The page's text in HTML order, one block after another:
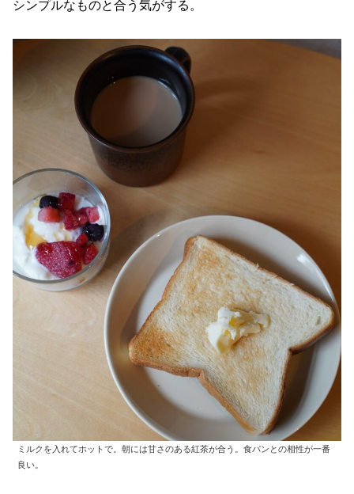
シンプルなものと合う気がする。
ミルクを入れてホットで。朝には甘さのある紅茶が合う。食パンとの相性が一番
良い。